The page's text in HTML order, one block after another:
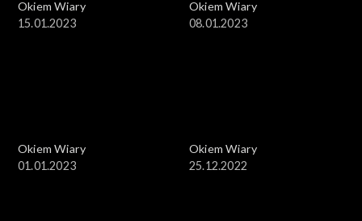
Okiem Wiary
15.01.2023
Okiem Wiary
08.01.2023
Okiem Wiary
01.01.2023
Okiem Wiary
25.12.2022